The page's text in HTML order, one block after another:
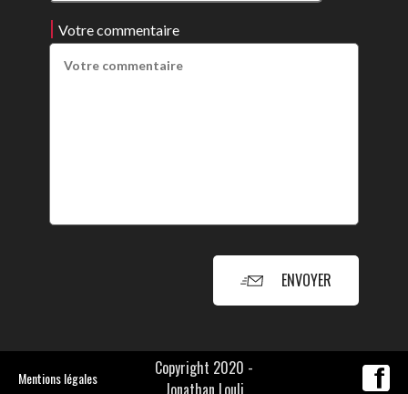
Votre commentaire
ENVOYER
Mentions légales
Copyright 2020 -
Jonathan Louli